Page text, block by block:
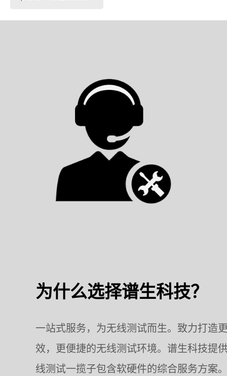
为什么选择谱生科技？
一站式服务，为无线测试而生。致力打造
效，更便捷的无线测试环境。谱生科技提
线测试一揽子包含软硬件的综合服务方案